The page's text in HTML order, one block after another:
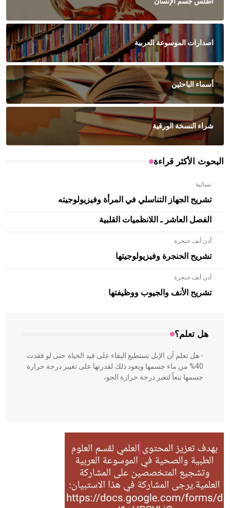
اصدارات الموسوعة العربية
أسماء الباحثين
شراء النسخة الورقية
البحوث الأكثر قراءة
نسائية
تشريح الجهاز التناسلي في المرأة وفيزيولوجيته
الفصل العاشر ـ اللانظميات القلبية
أذن أنف حنجرة
تشريح الحنجرة وفيزيولوجيتها
أذن أنف حنجرة
تشريح الأنف والجيوب ووظيفتها
هل تعلم؟
- هل تعلم أن الأبلق نوع من الفنون الهندسية التي ارتبطت
بالعمارة الإسلامية في بلاد الشام ومصر خاصة، حيث يحرص
المعمار على بناء مداميكه وخاصة في الواجهات
- هل تعلم أن الإبل تستطيع البقاء على قيد الحياة حتى لو فقدت
40% من ماء جسمها ويعود ذلك لقدرتها على تغيير درجة حرارة
جسمها تبعاً لتغير درجة حرارة الجو،
- هل تعلم أن أبقراط كتب في الطب أربعة مؤلفات هي:
الحكم، الأدلة، تنظيم التغذية، ورسالته في جروح الرأس. ويعود
له الفضل بأنه حرر الطب من الدين والفلسفة.